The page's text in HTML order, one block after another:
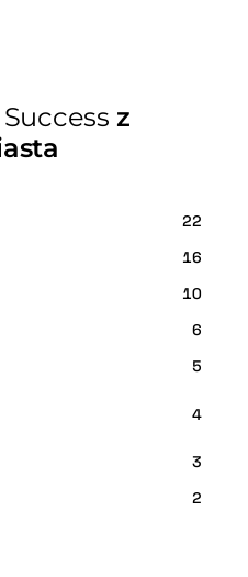
z
22
16
10
6
5
4
3
2